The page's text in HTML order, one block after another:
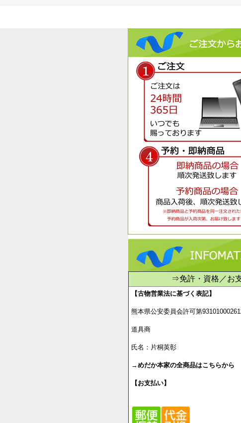
⇒免許・資格／お
【お支払い】